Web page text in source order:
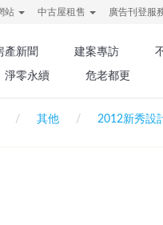
站 中古屋租售 廣告刊登服
產新聞 建案專訪
淨零永續 危老都更
其他 2012新秀設